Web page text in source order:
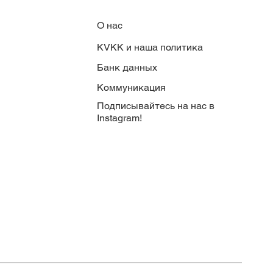
О нас
KVKK и наша политика
Банк данных
Коммуникация
Подписывайтесь на нас в
Instagram!